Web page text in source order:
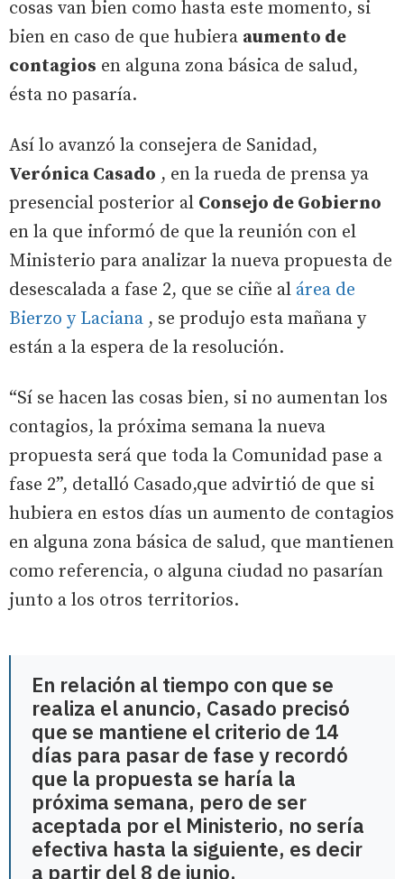
cosas van bien como hasta este momento, si
bien en caso de que hubiera aumento de
contagios en alguna zona básica de salud,
ésta no pasaría.
Así lo avanzó la consejera de Sanidad,
Verónica Casado , en la rueda de prensa ya
presencial posterior al Consejo de Gobierno
en la que informó de que la reunión con el
Ministerio para analizar la nueva propuesta de
desescalada a fase 2, que se ciñe al área de
Bierzo y Laciana , se produjo esta mañana y
están a la espera de la resolución.
“Sí se hacen las cosas bien, si no aumentan los
contagios, la próxima semana la nueva
propuesta será que toda la Comunidad pase a
fase 2”, detalló Casado,que advirtió de que si
hubiera en estos días un aumento de contagios
en alguna zona básica de salud, que mantienen
como referencia, o alguna ciudad no pasarían
junto a los otros territorios.
En relación al tiempo con que se
realiza el anuncio, Casado precisó
que se mantiene el criterio de 14
días para pasar de fase y recordó
que la propuesta se haría la
próxima semana, pero de ser
aceptada por el Ministerio, no sería
efectiva hasta la siguiente, es decir
a partir del 8 de junio.